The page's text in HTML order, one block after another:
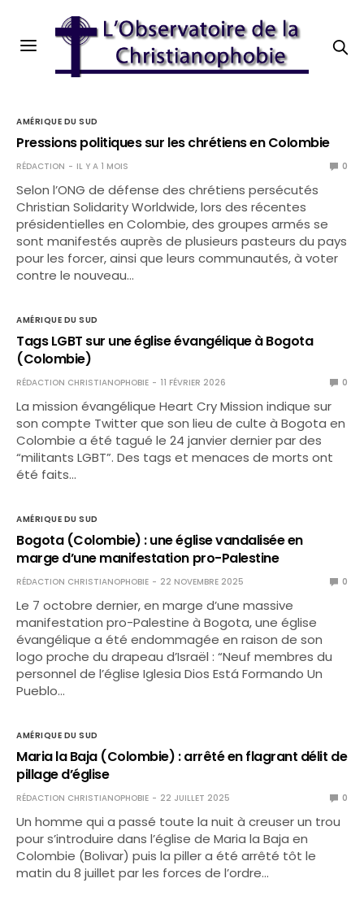
AMÉRIQUE DU SUD
Pressions politiques sur les chrétiens en Colombie
RÉDACTION IL Y A 1 MOIS 0
Selon l’ONG de défense des chrétiens persécutés
Christian Solidarity Worldwide, lors des récentes
présidentielles en Colombie, des groupes armés se
sont manifestés auprès de plusieurs pasteurs du pays
pour les forcer, ainsi que leurs communautés, à voter
contre le nouveau…
AMÉRIQUE DU SUD
Tags LGBT sur une église évangélique à Bogota
(Colombie)
RÉDACTION CHRISTIANOPHOBIE 11 FÉVRIER 2026 0
La mission évangélique Heart Cry Mission indique sur
son compte Twitter que son lieu de culte à Bogota en
Colombie a été tagué le 24 janvier dernier par des
“militants LGBT”. Des tags et menaces de morts ont
été faits…
AMÉRIQUE DU SUD
Bogota (Colombie) : une église vandalisée en
marge d’une manifestation pro-Palestine
RÉDACTION CHRISTIANOPHOBIE 22 NOVEMBRE 2025 0
Le 7 octobre dernier, en marge d’une massive
manifestation pro-Palestine à Bogota, une église
évangélique a été endommagée en raison de son
logo proche du drapeau d’Israël : “Neuf membres du
personnel de l’église Iglesia Dios Está Formando Un
Pueblo…
AMÉRIQUE DU SUD
Maria la Baja (Colombie) : arrêté en flagrant délit de
pillage d’église
RÉDACTION CHRISTIANOPHOBIE 22 JUILLET 2025 0
Un homme qui a passé toute la nuit à creuser un trou
pour s’introduire dans l’église de Maria la Baja en
Colombie (Bolivar) puis la piller a été arrêté tôt le
matin du 8 juillet par les forces de l’ordre…